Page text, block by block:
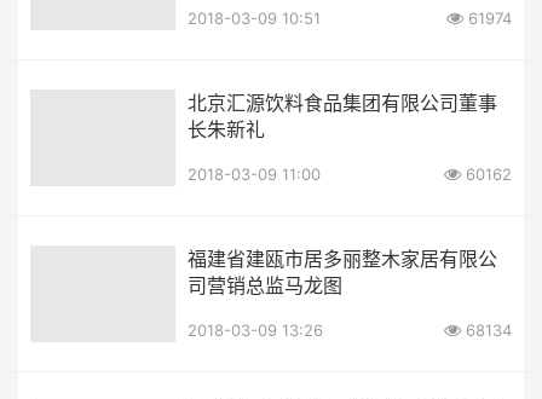
2018-03-09 10:51 61974
北京汇源饮料食品集团有限公司董事
长朱新礼
2018-03-09 11:00 60162
福建省建瓯市居多丽整木家居有限公
司营销总监马龙图
2018-03-09 13:26 68134